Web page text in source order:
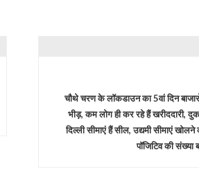
चौथे चरण के लॉकडाउन का 5वां दिन
भीड़, कम लोग ही कर रहे हैं खरीददारी,
दिल्ली सीमाएं हैं सील, उद्यमी सीमाएं
पॉजिटिव की